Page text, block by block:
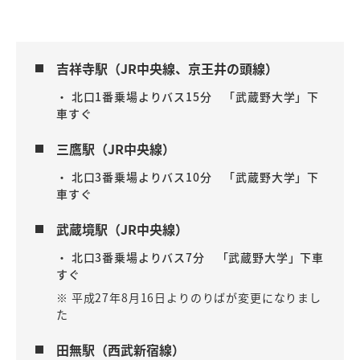
吉祥寺駅（JR中央線、京王井の頭線）
・ 北口1番乗場よりバス15分 「武蔵野大学」下
車すぐ
三鷹駅（JR中央線）
・ 北口3番乗場よりバス10分 「武蔵野大学」下
車すぐ
武蔵境駅（JR中央線）
・ 北口3番乗場よりバス7分 「武蔵野大学」下車
すぐ
※ 平成27年8月16日よりのりばが変更になりまし
た
田無駅（西武新宿線）